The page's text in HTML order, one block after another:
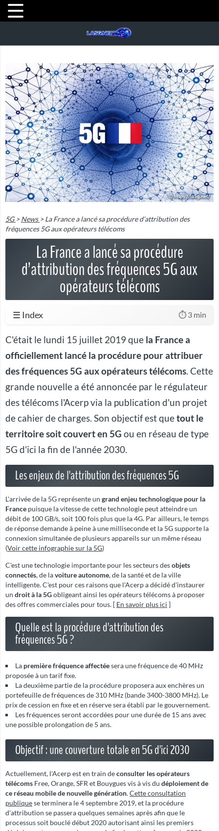
5G >News >La France a lancé sa procédure d’attribution des
fréquences 5G aux opérateurs télécoms
La France a lancé sa procédure
d’attribution des fréquences 5G aux
opérateurs télécoms
☰ Index ⏱️ 3 min
C'était le lundi 15 juillet 2019 que la France a
officiellement lancé la procédure pour attribuer
des fréquences 5G aux opérateurs télécoms. Cette
grande nouvelle a été annoncée par le régulateur
des télécoms l'Acerp via la publication d'un projet
de cahier de charges. Son objectif est quetout le
territoire soit couvert en 5G ou en réseau de type
5G d'ici la fin de l'année 2030.
Les enjeux de l'attribution des fréquences 5G
L'arrivée de la 5G représente un grand enjeu technologique pour la
France puisque la vitesse de cette technologie peut atteindre un
débit de 100 GB/s, soit 100 fois plus que la 4G. Par ailleurs, le temps
de réponse demande à peine à une milliseconde et la 5G supporte la
connexion simultanée de plusieurs appareils sur un même réseau
(Voir cette infographie sur la 5G)
C'est une technologie importante pour les secteurs desobjets
connectés, de lavoiture autonome, de la santé et de la ville
intelligente. C'est pour ces raisons que l'Acerp a décidé d'instaurer
un droit à la 5Gobligeant ainsi les opérateurs télécoms à proposer
des offres commerciales pour tous. [ En savoir plus ici ]
Quelle est la procédure d'attribution des
fréquences 5G ?
La première fréquence affectéesera une fréquence de 40 MHz
proposée à un tarif fixe.
La deuxième partie de la procédure proposera aux enchères un
portefeuille de fréquences de 310 MHz (bande 3400-3800 MHz). Le
prix de cession en fixe et en réserve sera établi par le gouvernement.
Les fréquences seront accordées pour une durée de 15 ans avec
une possible prolongation de 5 ans.
Objectif : une couverture totale en 5G d'ici 2030
Actuellement, l'Acerp est en train deconsulter les opérateurs
télécoms Free, Orange, SFR et Bouygues vis à vis du déploiement de
ce réseau mobile de nouvelle génération.Cette consultation
publiquese terminera le 4 septembre 2019, et la procédure
d'attribution se passera quelques semaines après afin que le
processus soit bouclé début 2020 autorisant ainsi les premiers